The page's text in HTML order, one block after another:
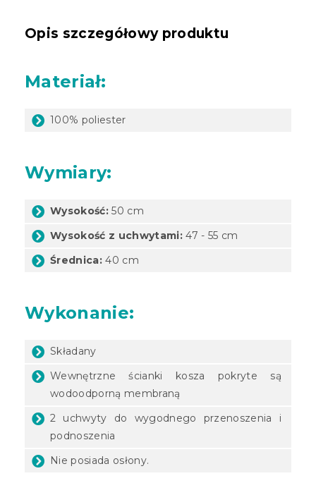
Opis szczegółowy produktu
Materiał:
100% poliester
Wymiary:
Wysokość: 50 cm
Wysokość z uchwytami: 47 - 55 cm
Średnica: 40 cm
Wykonanie:
Składany
Wewnętrzne ścianki kosza pokryte są
wodoodporną membraną
2 uchwyty do wygodnego przenoszenia i
podnoszenia
Nie posiada osłony.